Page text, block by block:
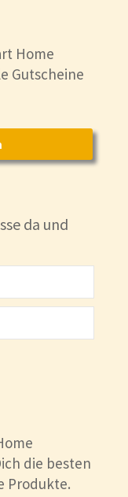
Home
Gutscheine
da und
die besten
Produkte.